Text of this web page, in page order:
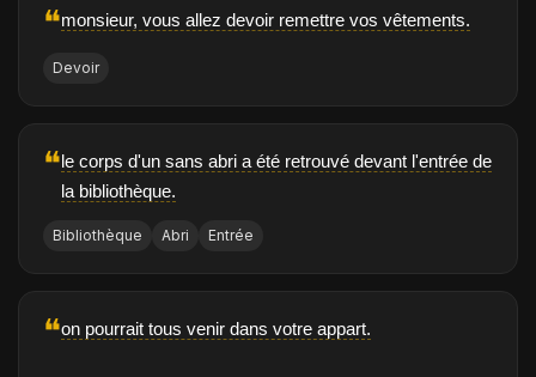
❝monsieur, vous allez devoir remettre vos vêtements.
Devoir
❝le corps d'un sans abri a été retrouvé devant l'entrée de
la bibliothèque.
Bibliothèque Abri Entrée
❝on pourrait tous venir dans votre appart.